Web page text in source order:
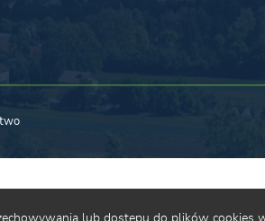
lub dostępu do plików cookies